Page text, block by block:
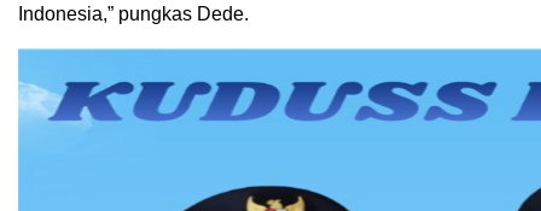
Indonesia,” pungkas Dede.